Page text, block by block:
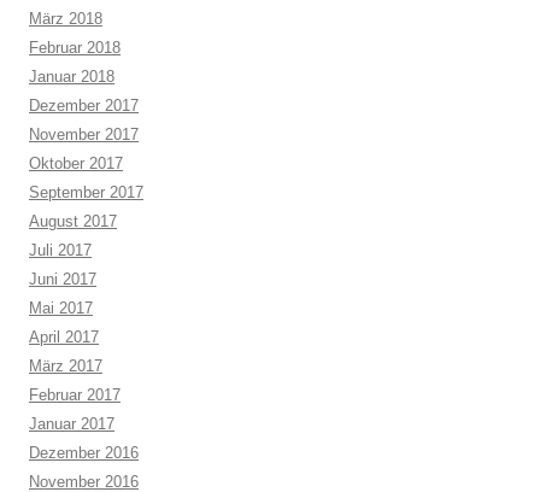
März 2018
Februar 2018
Januar 2018
Dezember 2017
November 2017
Oktober 2017
September 2017
August 2017
Juli 2017
Juni 2017
Mai 2017
April 2017
März 2017
Februar 2017
Januar 2017
Dezember 2016
November 2016